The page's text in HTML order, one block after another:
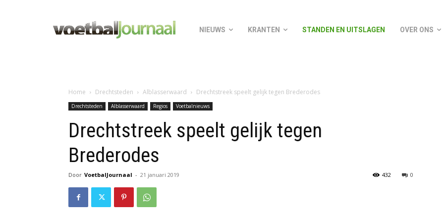
NIEUWS KRANTEN STANDEN EN UITSLAGEN OVER ONS
Home Drechtsteden Alblasserwaard Drechtstreek speelt gelijk tegen Brederodes
Drechtsteden Alblasserwaard Regios Voetbalnieuws
Drechtstreek speelt gelijk tegen
Brederodes
Door VoetbalJournaal - 21 januari 2019 0
432